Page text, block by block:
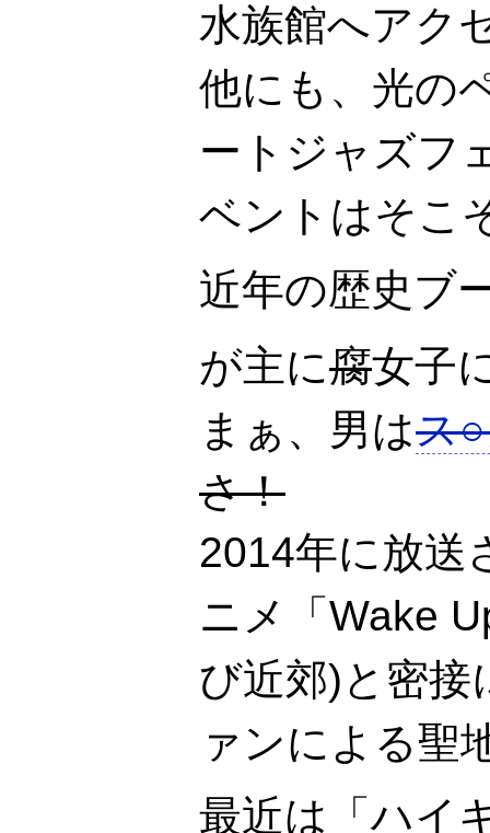
水族館へアク
他にも、光の
ートジャズフ
ベントはそこ
近年の歴史ブ
が主に腐女子
まぁ、男はス
さ！
2014年に放送
ニメ「Wake
び近郊)と密接
ァンによる聖
最近は「ハイ